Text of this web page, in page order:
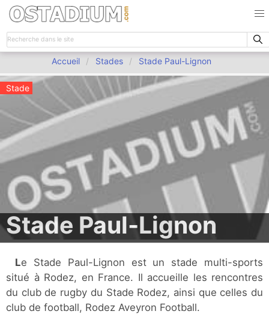
Accueil Stades Stade Paul-Lignon
Stade
Stade Paul-Lignon
Le Stade Paul-Lignon est un stade multi-sports
situé à Rodez, en France. Il accueille les rencontres
du club de rugby du Stade Rodez, ainsi que celles du
club de football, Rodez Aveyron Football.